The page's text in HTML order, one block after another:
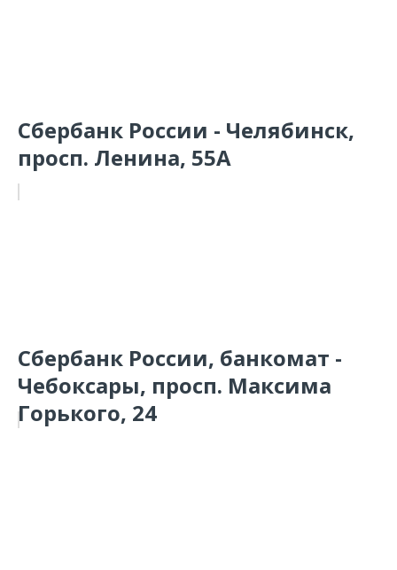
Сбербанк России - Челябинск,
просп. Ленина, 55А
Сбербанк России, банкомат -
Чебоксары, просп. Максима
Горького, 24